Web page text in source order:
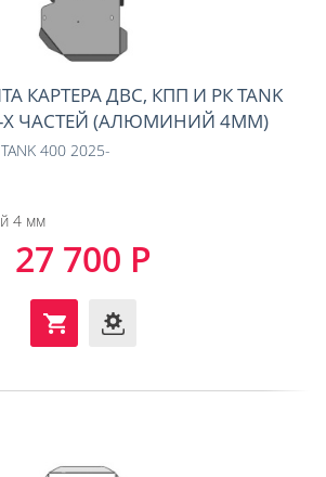
КАРТЕРА ДВС, КПП И РК TANK
Х ЧАСТЕЙ (АЛЮМИНИЙ 4ММ)
TANK 400 2025-
4 мм
27 700 Р